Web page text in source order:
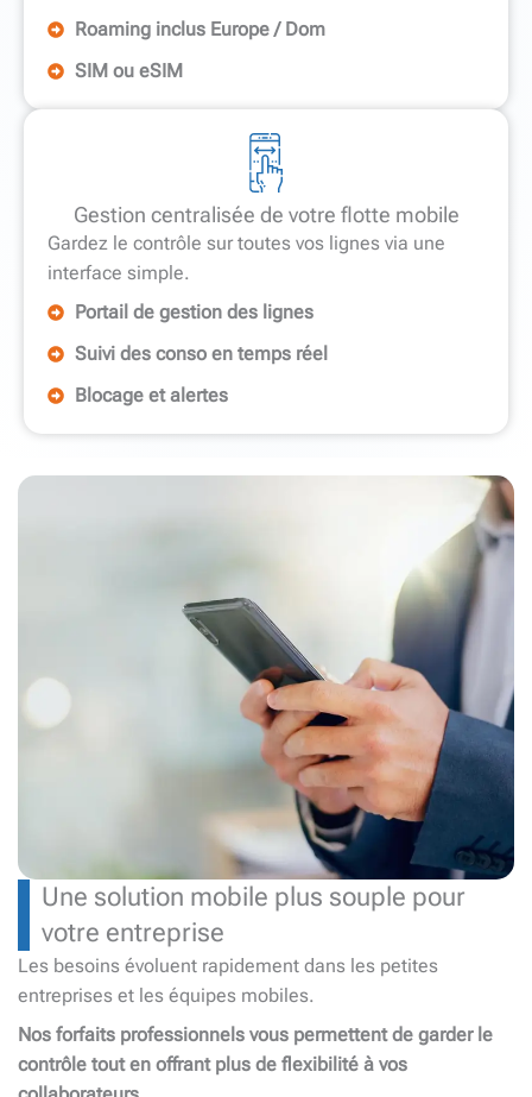
Roaming inclus Europe / Dom
SIM ou eSIM
Gestion centralisée de votre flotte mobile
Gardez le contrôle sur toutes vos lignes via une
interface simple.
Portail de gestion des lignes
Suivi des conso en temps réel
Blocage et alertes
Une solution mobile plus souple pour
votre entreprise
Les besoins évoluent rapidement dans les petites
entreprises et les équipes mobiles.
Nos forfaits professionnels vous permettent de garder le
contrôle tout en offrant plus de flexibilité à vos